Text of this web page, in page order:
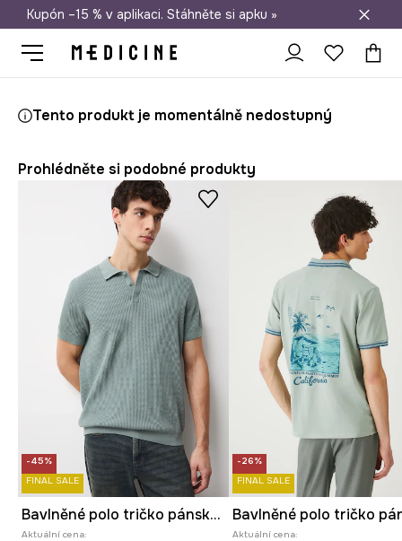
Doprava zdarma při nákupu nad 1 200 Kč
Kupón –15 % v aplikaci. Stáhněte si apku »
Tento produkt je momentálně nedostupný
Prohlédněte si podobné produkty
-45%
FINAL SALE
Bavlněné polo tričko pánské se strukturou
Aktuální cena:
-26%
FINAL SALE
Aktuální cena: